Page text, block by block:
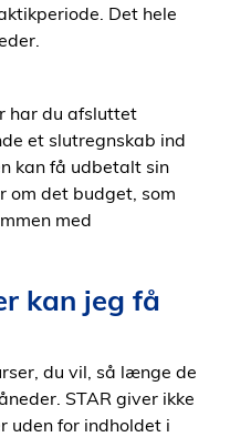
Det hele
har du afsluttet
et slutregnskab ind
kan få udbetalt sin
om det budget, som
med
kan jeg få
du vil, så længe de
STAR giver ikke
uden for indholdet i